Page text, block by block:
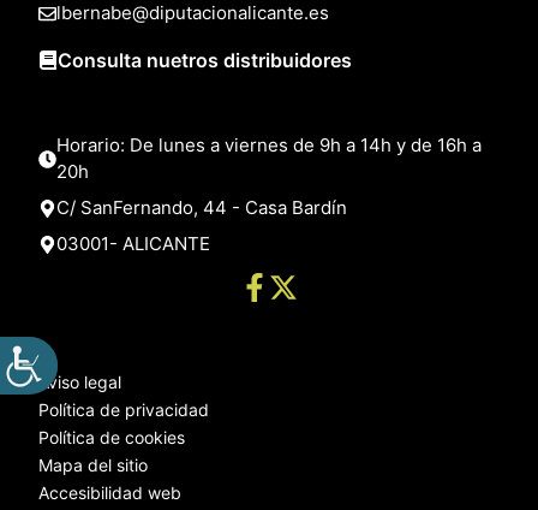
lbernabe@diputacionalicante.es
Consulta nuetros distribuidores
Horario: De lunes a viernes de 9h a 14h y de 16h a
20h
C/ SanFernando, 44 - Casa Bardín
03001- ALICANTE
Aviso legal
Política de privacidad
Política de cookies
Mapa del sitio
Accesibilidad web